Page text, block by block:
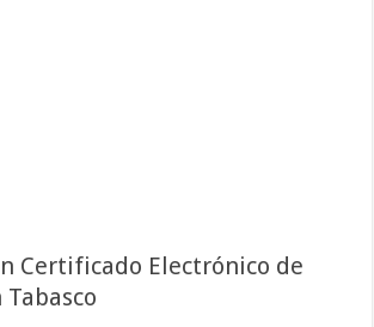
Certificado Electrónico de